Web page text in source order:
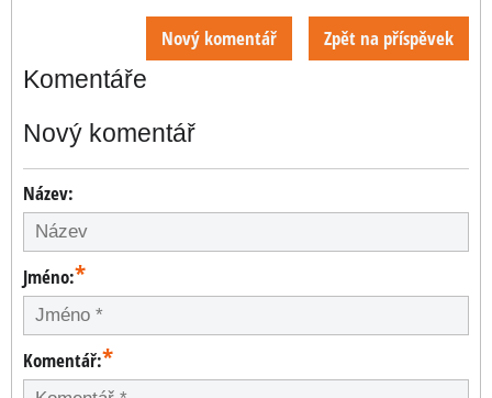
Zpět na příspěvek
Nový komentář
Komentáře
Nový komentář
Název:
Jméno:*
Komentář:*